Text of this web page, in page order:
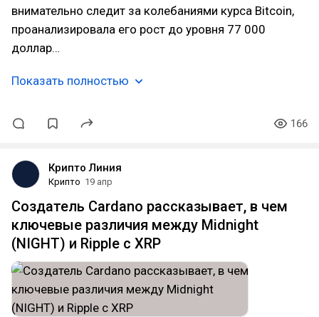
внимательно следит за колебаниями курса Bitcoin,
проанализировала его рост до уровня 77 000
доллар…
Показать полностью
166
Крипто Линия
Крипто 19 апр
Создатель Cardano рассказывает, в чем
ключевые различия между Midnight
(NIGHT) и Ripple с XRP